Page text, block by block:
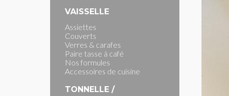
VAISSELLE
Assiettes
Couverts
Verres & carafes
Paire tasse à café
Nos formules
Accessoires de cuisine
TONNELLE /